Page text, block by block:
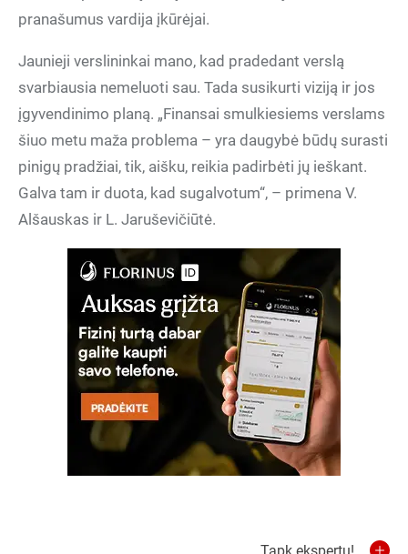
pranašumus vardija įkūrėjai.
Jaunieji verslininkai mano, kad pradedant verslą
svarbiausia nemeluoti sau. Tada susikurti viziją ir jos
įgyvendinimo planą. „Finansai smulkiesiems verslams
šiuo metu maža problema – yra daugybė būdų surasti
pinigų pradžiai, tik, aišku, reikia padirbėti jų ieškant.
Galva tam ir duota, kad sugalvotum“, – primena V.
Alšauskas ir L. Jaruševičiūtė.
Tapk ekspertu!